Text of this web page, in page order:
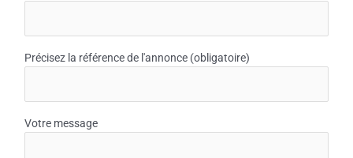
Précisez la référence de l'annonce (obligatoire)
Votre message